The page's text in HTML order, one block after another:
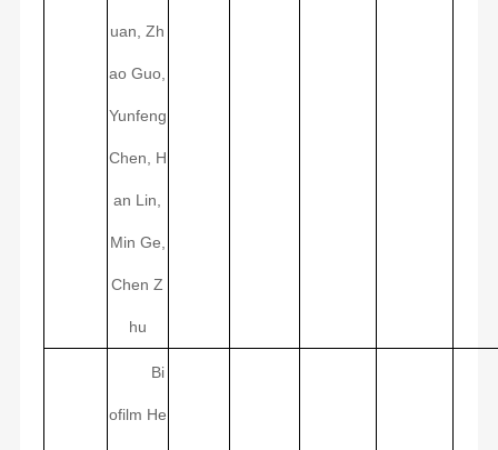
uan, Zh
ao Guo,
Yunfeng
Chen, H
an Lin,
Min Ge,
Chen Z
hu
Bi
ofilm He